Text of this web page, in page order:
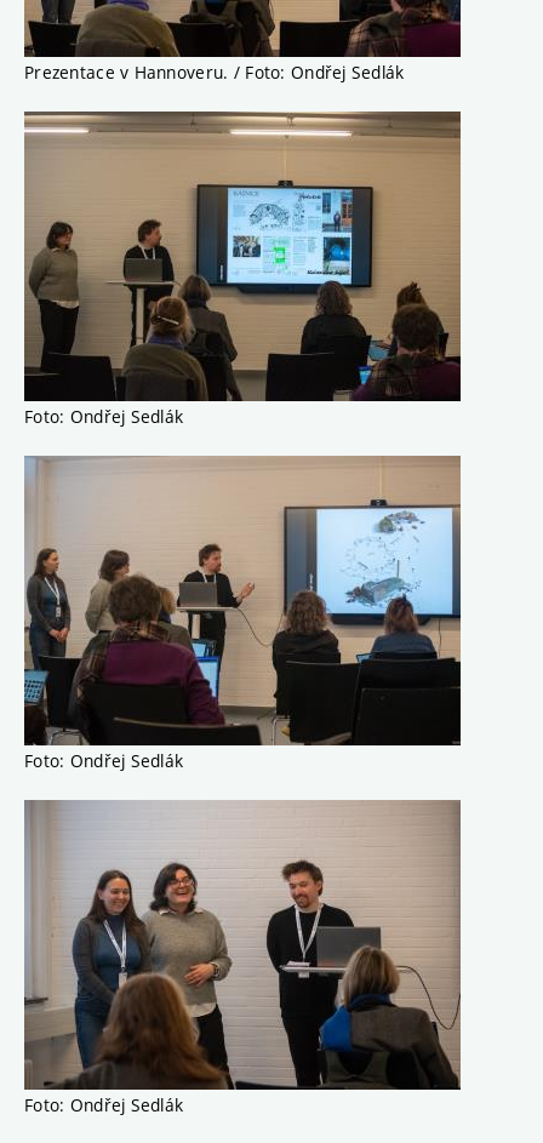
Prezentace v Hannoveru. / Foto: Ondřej Sedlák
Foto: Ondřej Sedlák
Foto: Ondřej Sedlák
Foto: Ondřej Sedlák